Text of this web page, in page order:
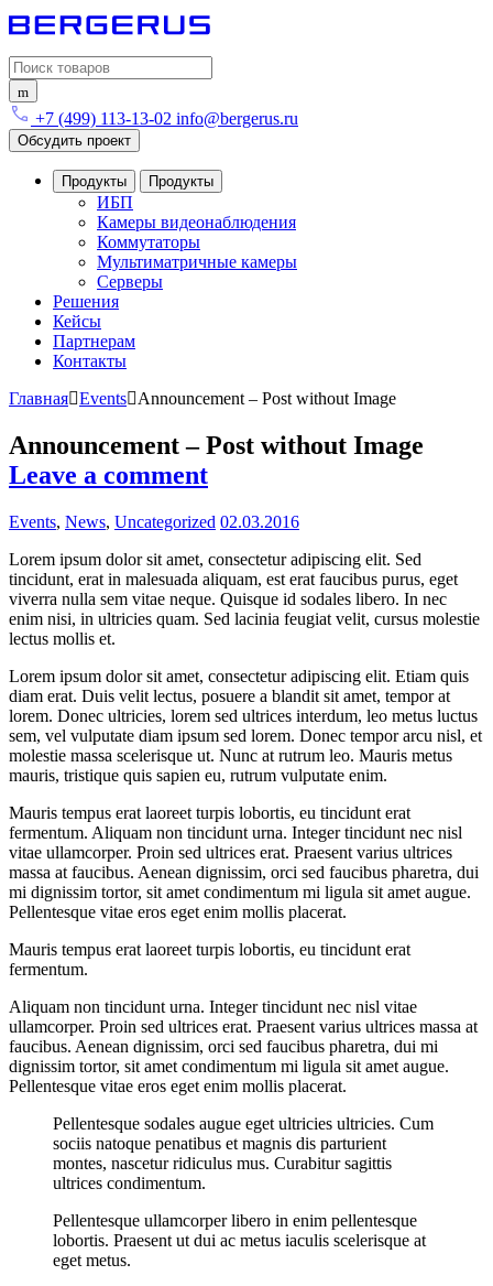
Search for:
+7 (499) 113-13-02 info@bergerus.ru
Обсудить проект
Продукты Продукты
ИБП
Камеры видеонаблюдения
Коммутаторы
Мультиматричные камеры
Серверы
Решения
Кейсы
Партнерам
Контакты
Главная Events Announcement – Post without Image
Announcement – Post without Image
Leave a comment
Events, News, Uncategorized 02.03.2016
Lorem ipsum dolor sit amet, consectetur adipiscing elit. Sed
tincidunt, erat in malesuada aliquam, est erat faucibus purus, eget
viverra nulla sem vitae neque. Quisque id sodales libero. In nec
enim nisi, in ultricies quam. Sed lacinia feugiat velit, cursus molestie
lectus mollis et.
Lorem ipsum dolor sit amet, consectetur adipiscing elit. Etiam quis
diam erat. Duis velit lectus, posuere a blandit sit amet, tempor at
lorem. Donec ultricies, lorem sed ultrices interdum, leo metus luctus
sem, vel vulputate diam ipsum sed lorem. Donec tempor arcu nisl, et
molestie massa scelerisque ut. Nunc at rutrum leo. Mauris metus
mauris, tristique quis sapien eu, rutrum vulputate enim.
Mauris tempus erat laoreet turpis lobortis, eu tincidunt erat
fermentum. Aliquam non tincidunt urna. Integer tincidunt nec nisl
vitae ullamcorper. Proin sed ultrices erat. Praesent varius ultrices
massa at faucibus. Aenean dignissim, orci sed faucibus pharetra, dui
mi dignissim tortor, sit amet condimentum mi ligula sit amet augue.
Pellentesque vitae eros eget enim mollis placerat.
Mauris tempus erat laoreet turpis lobortis, eu tincidunt erat
fermentum.
Aliquam non tincidunt urna. Integer tincidunt nec nisl vitae
ullamcorper. Proin sed ultrices erat. Praesent varius ultrices massa at
faucibus. Aenean dignissim, orci sed faucibus pharetra, dui mi
dignissim tortor, sit amet condimentum mi ligula sit amet augue.
Pellentesque vitae eros eget enim mollis placerat.
Pellentesque sodales augue eget ultricies ultricies. Cum
sociis natoque penatibus et magnis dis parturient
montes, nascetur ridiculus mus. Curabitur sagittis
ultrices condimentum.
Pellentesque ullamcorper libero in enim pellentesque
lobortis. Praesent ut dui ac metus iaculis scelerisque at
eget metus.